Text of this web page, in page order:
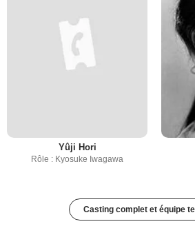
Yûji Hori
Rôle : Kyosuke Iwagawa
Casting complet et équipe